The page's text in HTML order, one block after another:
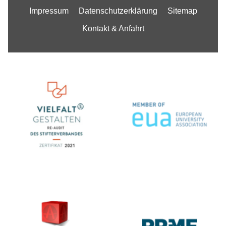
Impressum Datenschutzerklärung Sitemap
Kontakt & Anfahrt